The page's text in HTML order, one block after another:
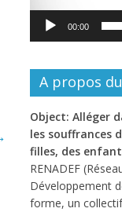
00:00
A propos du
Object: Alléger
les souffrances
filles, des
RENADEF
Développement
forme, un